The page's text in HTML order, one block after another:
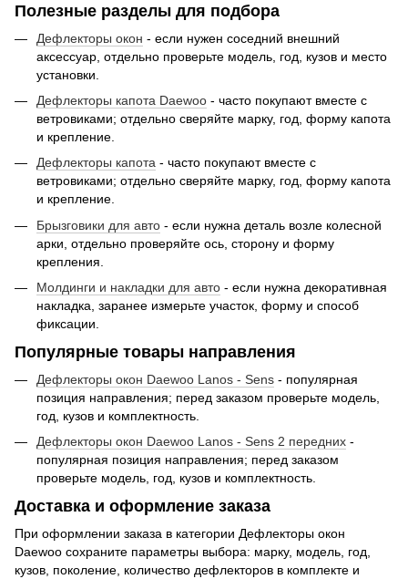
Полезные разделы для подбора
Дефлекторы окон - если нужен соседний внешний
аксессуар, отдельно проверьте модель, год, кузов и место
установки.
Дефлекторы капота Daewoo - часто покупают вместе с
ветровиками; отдельно сверяйте марку, год, форму капота
и крепление.
Дефлекторы капота - часто покупают вместе с
ветровиками; отдельно сверяйте марку, год, форму капота
и крепление.
Брызговики для авто - если нужна деталь возле колесной
арки, отдельно проверяйте ось, сторону и форму
крепления.
Молдинги и накладки для авто - если нужна декоративная
накладка, заранее измерьте участок, форму и способ
фиксации.
Популярные товары направления
Дефлекторы окон Daewoo Lanos - Sens - популярная
позиция направления; перед заказом проверьте модель,
год, кузов и комплектность.
Дефлекторы окон Daewoo Lanos - Sens 2 передних -
популярная позиция направления; перед заказом
проверьте модель, год, кузов и комплектность.
Доставка и оформление заказа
При оформлении заказа в категории Дефлекторы окон
Daewoo сохраните параметры выбора: марку, модель, год,
кузов, поколение, количество дефлекторов в комплекте и